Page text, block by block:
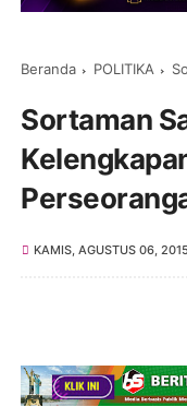
Beranda POLITIKA
Sortaman
KAMIS, AGUSTUS 06, 2015